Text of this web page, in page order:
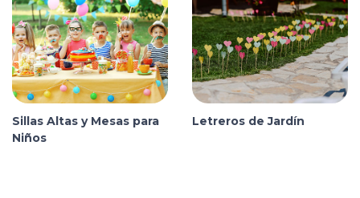
Sillas Altas y Mesas para
Niños
Letreros de Jardín